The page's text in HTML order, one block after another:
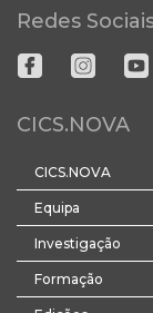
Redes
CICS.NOVA
CICS.NOVA
Equipa
Investigação
Formação